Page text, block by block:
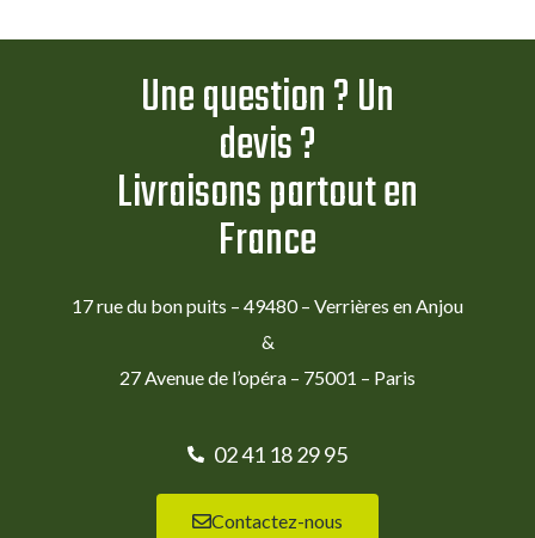
Une question ? Un
devis ?
Livraisons partout en
France
17 rue du bon puits – 49480 – Verrières en Anjou
&
27 Avenue de l’opéra – 75001 – Paris
02 41 18 29 95
Contactez-nous